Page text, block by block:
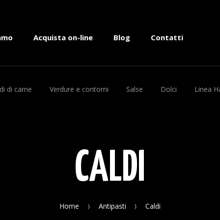
Acquista on-line Blog Contatti
di carne Verdure e contorni Salse Dolci Linea
CALDI
Home Antipasti Caldi